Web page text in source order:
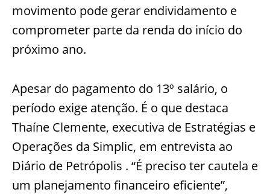
movimento pode gerar endividamento e
comprometer parte da renda do início do
próximo ano.
Apesar do pagamento do 13º salário, o
período exige atenção. É o que destaca
Thaíne Clemente, executiva de Estratégias e
Operações da Simplic, em entrevista ao
Diário de Petrópolis . “É preciso ter cautela e
um planejamento financeiro eficiente”,